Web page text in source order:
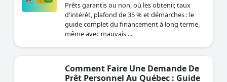
Prêts garantis ou non, où les obtenir, taux
d'intérêt, plafond de 35 % et démarches : le
guide complet du financement à long terme,
même avec mauvais ...
Comment Faire Une Demande De
Prêt Personnel Au Québec : Guide